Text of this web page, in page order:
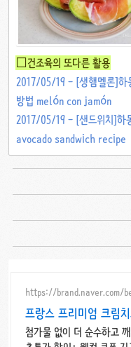
□건조육의 또다른 활용
2017/05/19 - [생햄멜론]하
방법 melón con jamón
2017/05/19 - [샌드위치]하
avocado sandwich recipe
https://brand.naver.com/
프랑스 프리미엄 크림
첨가물 없이 더 순수하고